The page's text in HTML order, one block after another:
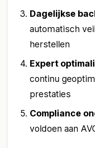
Dagelijkse
automatisch
herstellen
Expert
continu
prestaties
Compliance
voldoen aan